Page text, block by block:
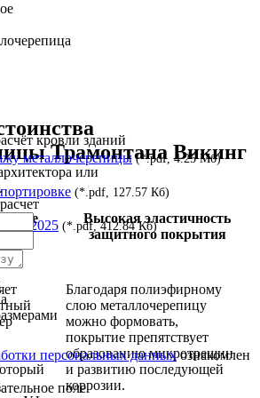
Трамонтана Викинг
Высокая эластичность
защитного покрытия
Благодаря полиэфирному
слою металлочерепицу
можно формовать,
покрытие препятствует
образованию микротрещин
и развитию последующей
коррозии.
металлочерепицы (*.pdf, 4.25 Мб)
(*.pdf, 127.57 Кб)
2025 (*.pdf, 412.84 Кб)
кровли зданий
или
персональных данныхознакомлен
поле